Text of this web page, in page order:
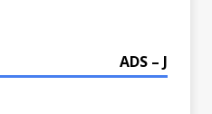
ADS – J